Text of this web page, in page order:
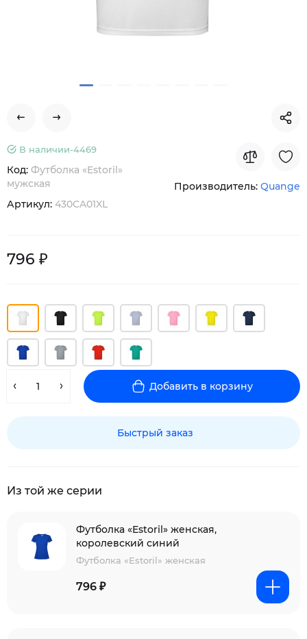
В наличии-4469
Код: Футболка «Estoril»
мужская
Артикул: 430CA01XL
Производитель: Quange
796 ₽
Добавить в корзину
Быстрый заказ
Из той же серии
Футболка «Estoril» женская,
королевский синий
Футболка «Estoril» женская
796 ₽